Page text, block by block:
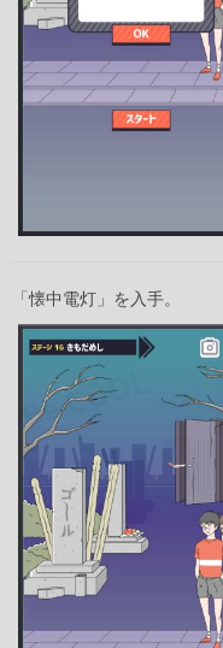
「懐中電灯」を入手。